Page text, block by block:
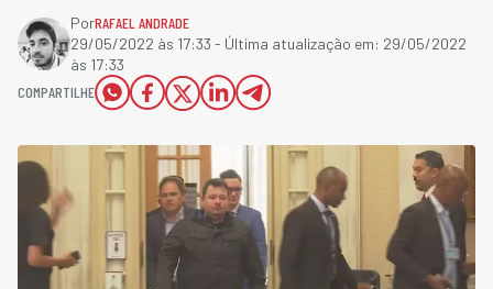
PorRAFAEL ANDRADE
29/05/2022 às 17:33 - Última atualização em: 29/05/2022
às 17:33
COMPARTILHE